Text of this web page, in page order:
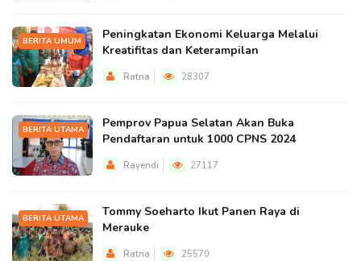
BERITA UMUM
Peningkatan Ekonomi Keluarga Melalui
Kreatifitas dan Keterampilan
Ratna 28307
BERITA UTAMA
Pemprov Papua Selatan Akan Buka
Pendaftaran untuk 1000 CPNS 2024
Rayendi 27117
BERITA UTAMA
Tommy Soeharto Ikut Panen Raya di
Merauke
Ratna 25570